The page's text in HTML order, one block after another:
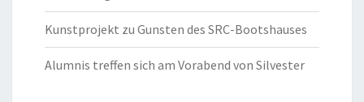
Kunstprojekt zu Gunsten des SRC-Bootshauses
Alumnis treffen sich am Vorabend von Silvester